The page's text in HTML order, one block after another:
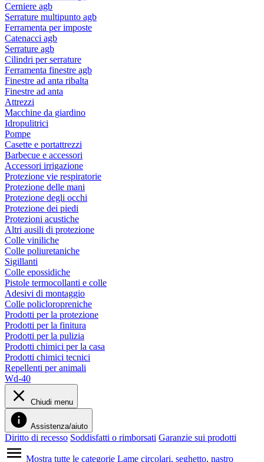
Cerniere agb
Serrature multipunto agb
Ferramenta per imposte
Catenacci agb
Serrature agb
Cilindri per serrature
Ferramenta finestre agb
Finestre ad anta ribalta
Finestre ad anta
Attrezzi
Macchine da giardino
Idropulitrici
Pompe
Casette e portattrezzi
Barbecue e accessori
Accessori irrigazione
Protezione vie respiratorie
Protezione delle mani
Protezione degli occhi
Protezione dei piedi
Protezioni acustiche
Altri ausili di protezione
Colle viniliche
Colle poliuretaniche
Sigillanti
Colle epossidiche
Pistole termocollanti e colle
Adesivi di montaggio
Colle policloropreniche
Prodotti per la protezione
Prodotti per la finitura
Prodotti per la pulizia
Prodotti chimici per la casa
Prodotti chimici tecnici
Repellenti per animali
Wd-40
Chiudi menu
Assistenza/aiuto
Diritto di recesso Soddisfatti o rimborsati Garanzie sui prodotti
Mostra tutte le categorie Lame circolari, seghetto, nastro